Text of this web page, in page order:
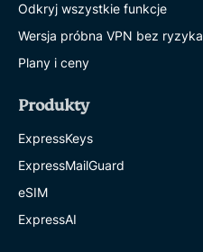
Odkryj wszystkie funkcje
Wersja próbna VPN bez ryzyka
Plany i ceny
Produkty
ExpressKeys
ExpressMailGuard
eSIM
ExpressAI